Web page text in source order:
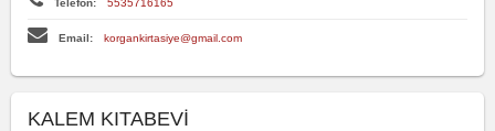
Telefon: 5535716165
Email: korgankirtasiye@gmail.com
KALEM KITABEVİ